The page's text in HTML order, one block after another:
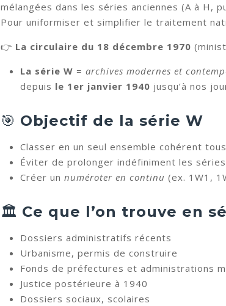
mélangées dans les séries anciennes (A à H,
Pour uniformiser et simplifier le traitement
👉 La circulaire du 18 décembre 1970
La série W = archives modernes et
depuis le 1er janvier 1940 jusqu’à nos
🎯 Objectif de la série W
Classer en un seul ensemble cohérent
Éviter de prolonger indéfiniment les séries
Créer un numéroter en continu (ex. 1W1,
🏛️ Ce que l’on trouve en
Dossiers administratifs récents
Urbanisme, permis de construire
Fonds de préfectures et administrations
Justice postérieure à 1940
Dossiers sociaux, scolaires